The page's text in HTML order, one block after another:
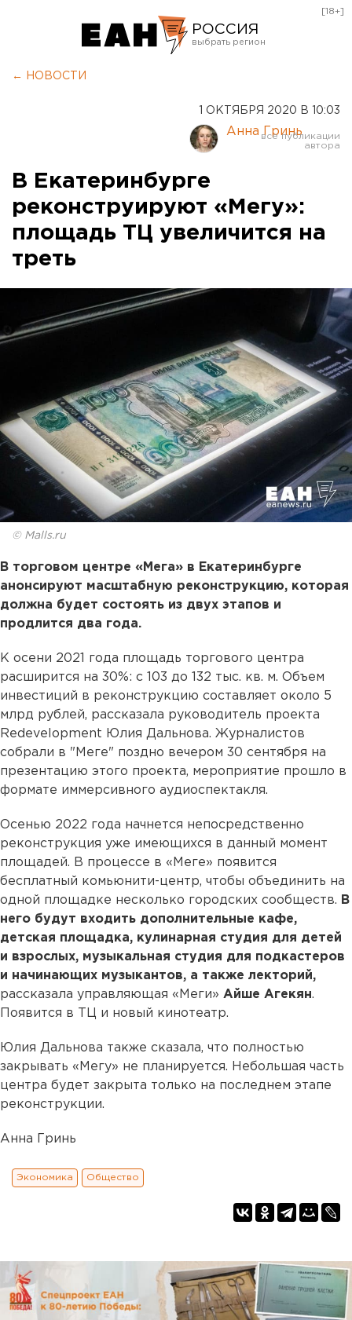
РОССИЯ
Курган
Оренбург
[18+]
← НОВОСТИ
1 ОКТЯБРЯ 2020 В 10:03
Анна Гринь
В Екатеринбурге
реконструируют «Мегу»:
площадь ТЦ увеличится на
треть
© Malls.ru
В торговом центре «Мега» в Екатеринбурге
анонсируют масштабную реконструкцию, которая
должна будет состоять из двух этапов и
продлится два года.
К осени 2021 года площадь торгового центра
расширится на 30%: с 103 до 132 тыс. кв. м. Объем
инвестиций в реконструкцию составляет около 5
млрд рублей, рассказала руководитель проекта
Redevelopment Юлия Дальнова. Журналистов
собрали в "Меге" поздно вечером 30 сентября на
презентацию этого проекта, мероприятие прошло в
формате иммерсивного аудиоспектакля.
Осенью 2022 года начнется непосредственно
реконструкция уже имеющихся в данный момент
площадей. В процессе в «Меге» появится
бесплатный комьюнити-центр, чтобы объединить на
одной площадке несколько городских сообществ. В
него будут входить дополнительные кафе,
детская площадка, кулинарная студия для детей
и взрослых, музыкальная студия для подкастеров
и начинающих музыкантов, а также лекторий,
рассказала управляющая «Меги» Айше Агекян.
Появится в ТЦ и новый кинотеатр.
Юлия Дальнова также сказала, что полностью
закрывать «Мегу» не планируется. Небольшая часть
центра будет закрыта только на последнем этапе
реконструкции.
Анна Гринь
Экономика Общество